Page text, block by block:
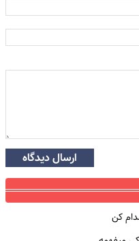
ارسال دیدگاه
کن